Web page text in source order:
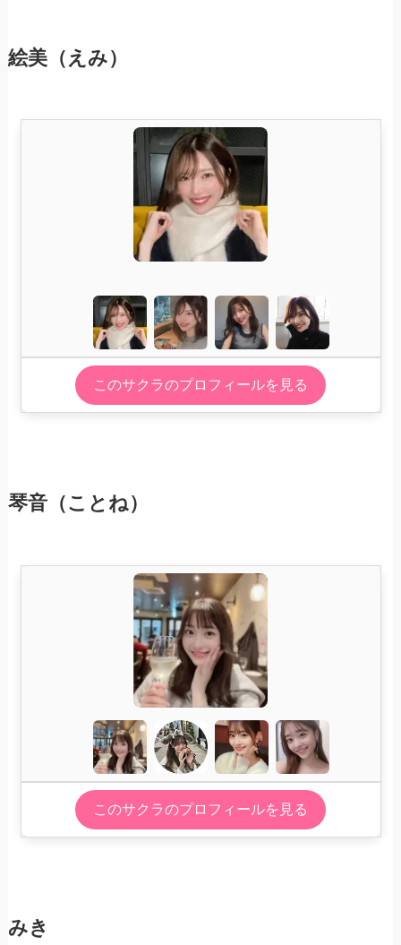
絵美（えみ）
このサクラのプロフィールを見る
琴音（ことね）
このサクラのプロフィールを見る
みき